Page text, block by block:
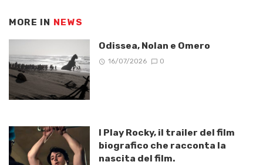
MORE IN NEWS
Odissea, Nolan e Omero
16/07/2026 0
I Play Rocky, il trailer del film
biografico che racconta la
nascita del film.